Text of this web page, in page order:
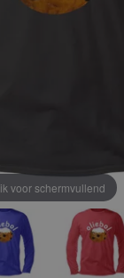
voor schermvullend